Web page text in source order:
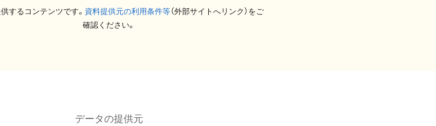
するコンテンツです。 資料提供元の利用条件等（外部サイトへリンク）をご
確認ください。
データの提供元